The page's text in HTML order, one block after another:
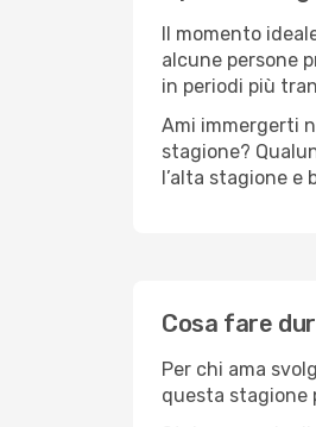
Il momento
alcune persone
in periodi più
Ami immergerti
stagione?
l’alta stagione e
Cosa fare
Per chi ama
questa stagione